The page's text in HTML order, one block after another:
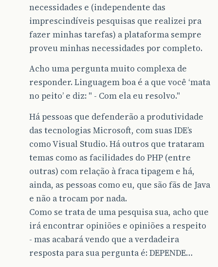
necessidades e (independente das
imprescindíveis pesquisas que realizei pra
fazer minhas tarefas) a plataforma sempre
proveu minhas necessidades por completo.
Acho uma pergunta muito complexa de
responder. Linguagem boa é a que você ‘mata
no peito’ e diz: " - Com ela eu resolvo."
Há pessoas que defenderão a produtividade
das tecnologias Microsoft, com suas IDE’s
como Visual Studio. Há outros que trataram
temas como as facilidades do PHP (entre
outras) com relação à fraca tipagem e há,
ainda, as pessoas como eu, que são fãs de Java
e não a trocam por nada.
Como se trata de uma pesquisa sua, acho que
irá encontrar opiniões e opiniões a respeito
- mas acabará vendo que a verdadeira
resposta para sua pergunta é: DEPENDE…